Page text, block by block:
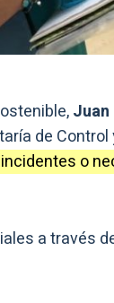
Juan
de
o
a través